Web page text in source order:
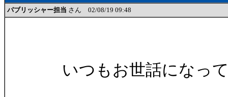
パブリッシャー担当 さん 02/08/19 09:48
いつもお世話になっ